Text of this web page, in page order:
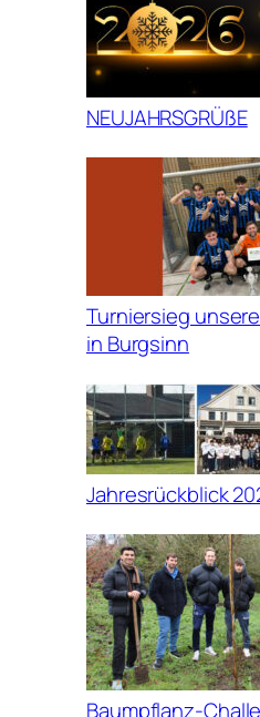
NEUJAHRSGRÜßE
Turniersieg
in Burgsinn
Jahresrückblick
Baumpflanz-